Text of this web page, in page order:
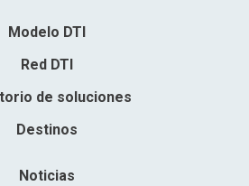
Modelo DTI
Red DTI
de soluciones
Destinos
Noticias